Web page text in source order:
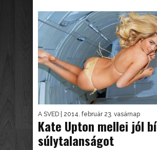
A SVED | 2014. február 23. vasárnap
Kate Upton mellei jól
súlytalanságot